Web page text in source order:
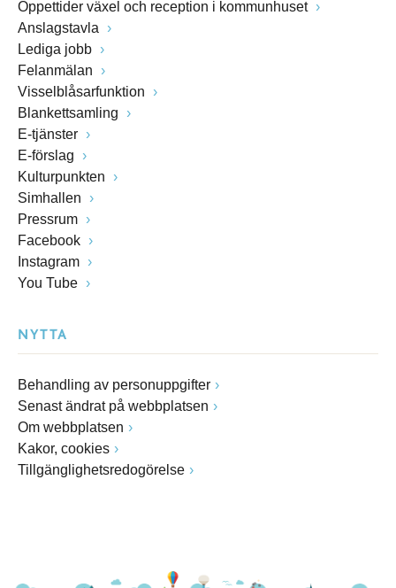
Öppettider växel och reception i kommunhuset
Anslagstavla
Lediga jobb
Felanmälan
Visselblåsarfunktion
Blankettsamling
E-tjänster
E-förslag
Kulturpunkten
Simhallen
Pressrum
Facebook
Instagram
You Tube
NYTTA
Behandling av personuppgifter
Senast ändrat på webbplatsen
Om webbplatsen
Kakor, cookies
Tillgänglighetsredogörelse